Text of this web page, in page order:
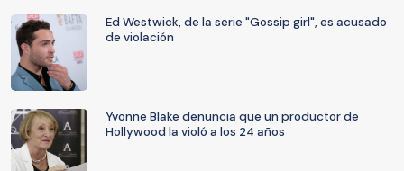
Ed Westwick, de la serie "Gossip girl", es acusado
de violación
Yvonne Blake denuncia que un productor de
Hollywood la violó a los 24 años